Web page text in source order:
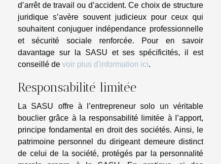
d’arrêt de travail ou d’accident. Ce choix de structure
juridique s’avère souvent judicieux pour ceux qui
souhaitent conjuguer indépendance professionnelle
et sécurité sociale renforcée. Pour en savoir
davantage sur la SASU et ses spécificités, il est
conseillé de voir plus d'information ici.
Responsabilité limitée
La SASU offre à l’entrepreneur solo un véritable
bouclier grâce à la responsabilité limitée à l’apport,
principe fondamental en droit des sociétés. Ainsi, le
patrimoine personnel du dirigeant demeure distinct
de celui de la société, protégés par la personnalité